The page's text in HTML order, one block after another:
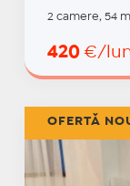
2 camere, 54
420 €/
OFERTĂ